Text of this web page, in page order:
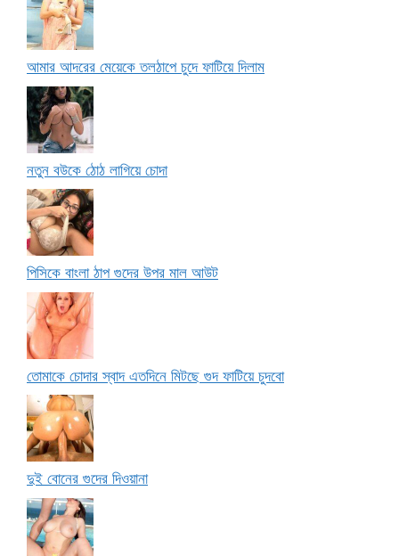
আমার আদরের মেয়েকে তলঠাপে চুদে ফাটিয়ে দিলাম
নতুন বউকে ঠোঠ লাগিয়ে চোদা
পিসিকে বাংলা ঠাপ গুদের উপর মাল আউট
তোমাকে চোদার স্বাদ এতদিনে মিটছে গুদ ফাটিয়ে চুদবো
দুই বোনের গুদের দিওয়ানা